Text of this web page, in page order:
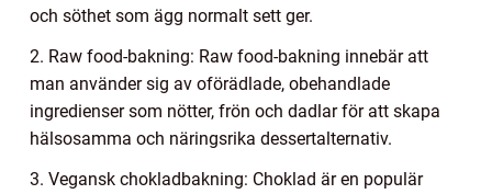
och söthet som ägg normalt sett ger.
2. Raw food-bakning: Raw food-bakning innebär att
man använder sig av oförädlade, obehandlade
ingredienser som nötter, frön och dadlar för att skapa
hälsosamma och näringsrika dessertalternativ.
3. Vegansk chokladbakning: Choklad är en populär